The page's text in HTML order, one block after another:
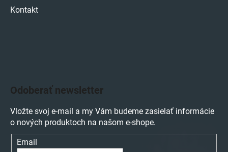
Kontakt
Odoberať newsletter
Vložte svoj e-mail a my Vám budeme zasielať informácie
o nových produktoch na našom e-shope.
Email